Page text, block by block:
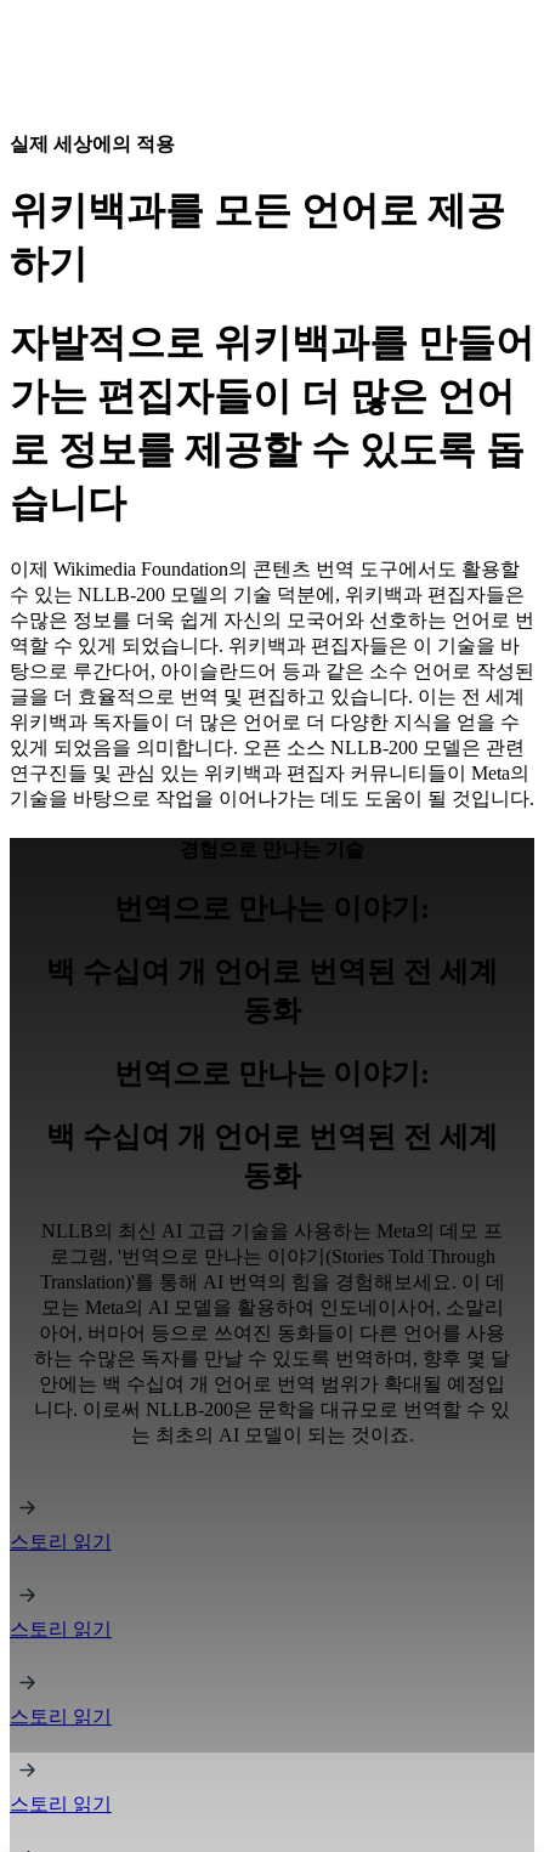
실제 세상에의 적용
위키백과를 모든 언어로 제공
하기
자발적으로 위키백과를 만들어
가는 편집자들이 더 많은 언어
로 정보를 제공할 수 있도록 돕
습니다
이제 Wikimedia Foundation의 콘텐츠 번역 도구에서도 활용할
수 있는 NLLB-200 모델의 기술 덕분에, 위키백과 편집자들은
수많은 정보를 더욱 쉽게 자신의 모국어와 선호하는 언어로 번
역할 수 있게 되었습니다. 위키백과 편집자들은 이 기술을 바
탕으로 루간다어, 아이슬란드어 등과 같은 소수 언어로 작성된
글을 더 효율적으로 번역 및 편집하고 있습니다. 이는 전 세계
위키백과 독자들이 더 많은 언어로 더 다양한 지식을 얻을 수
있게 되었음을 의미합니다. 오픈 소스 NLLB-200 모델은 관련
연구진들 및 관심 있는 위키백과 편집자 커뮤니티들이 Meta의
기술을 바탕으로 작업을 이어나가는 데도 도움이 될 것입니다.
경험으로 만나는 기술
번역으로 만나는 이야기:
백 수십여 개 언어로 번역된 전 세계
동화
번역으로 만나는 이야기:
백 수십여 개 언어로 번역된 전 세계
동화
NLLB의 최신 AI 고급 기술을 사용하는 Meta의 데모 프
로그램, '번역으로 만나는 이야기(Stories Told Through
Translation)'를 통해 AI 번역의 힘을 경험해보세요. 이 데
모는 Meta의 AI 모델을 활용하여 인도네이사어, 소말리
아어, 버마어 등으로 쓰여진 동화들이 다른 언어를 사용
하는 수많은 독자를 만날 수 있도록 번역하며, 향후 몇 달
안에는 백 수십여 개 언어로 번역 범위가 확대될 예정입
니다. 이로써 NLLB-200은 문학을 대규모로 번역할 수 있
는 최초의 AI 모델이 되는 것이죠.
스토리 읽기
스토리 읽기
스토리 읽기
스토리 읽기